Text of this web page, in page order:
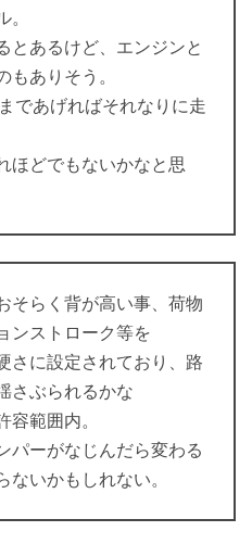
。
とあるけど、エンジンと
もありそう。
であげればそれなりに走
ほどでもないかなと思
そらく背が高い事、荷物
ンストローク等を
さに設定されており、路
さぶられるかな
容範囲内。
パーがなじんだら変わる
ないかもしれない。